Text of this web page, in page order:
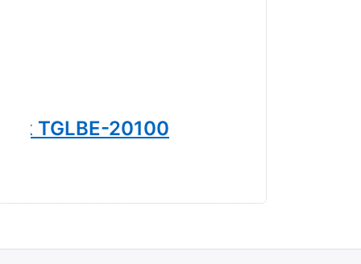
TGLBE-20100